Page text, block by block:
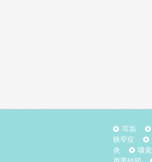
耳垢
狭窄症
炎
嗅